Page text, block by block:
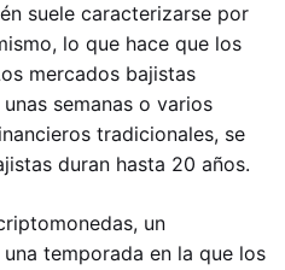
suele caracterizarse por
lo que hace que los
mercados bajistas
semanas o varios
tradicionales, se
duran hasta 20 años.
un
temporada en la que los